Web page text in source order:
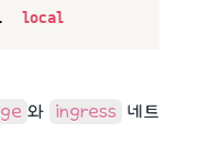
local
와 ingress 네트